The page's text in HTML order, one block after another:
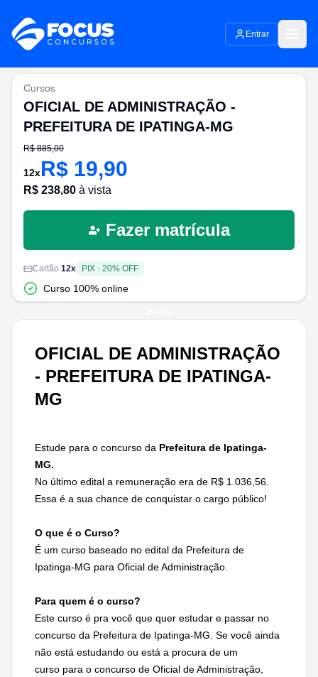
Entrar
OFICIAL DE ADMINISTRAÇÃO
- PREFEITURA DE IPATINGA-
MG
Estude para o concurso da Prefeitura de Ipatinga-
MG.
No último edital a remuneração era de R$ 1.036,56.
Essa é a sua chance de conquistar o cargo público!
O que é o Curso?
É um curso baseado no edital da Prefeitura de
Ipatinga-MG para Oficial de Administração.
Para quem é o curso?
Este curso é pra você que quer estudar e passar no
concurso da Prefeitura de Ipatinga-MG. Se você ainda
não está estudando ou está a procura de um
curso para o concurso de Oficial de Administração,
Cursos
OFICIAL DE ADMINISTRAÇÃO -
PREFEITURA DE IPATINGA-MG
R$885,00
12xR$ 19,90
R$ 238,80 à vista
Fazer matrícula
Cartão 12x PIX · 20% OFF
Curso 100% online